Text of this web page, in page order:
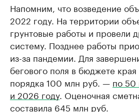
Напомним, что возведение
2022 году. На территории
грунтовые работы и провели
систему. Позднее работы
из-за пандемии. Для
бегового поля в бюджете
порядка 100 млн руб. — по 50
и 2026 году. Оценочная
составила 645 млн руб.